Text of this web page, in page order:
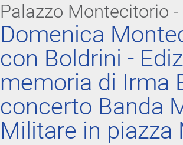
Palazzo Montecitorio
Domenica
con Boldrini -
memoria di Irma
concerto Banda
Militare in